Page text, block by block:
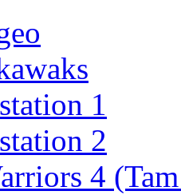
1
2
4